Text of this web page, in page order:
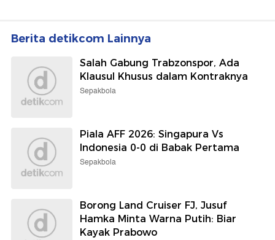
Berita detikcom Lainnya
Salah Gabung Trabzonspor, Ada
Klausul Khusus dalam Kontraknya
Sepakbola
Piala AFF 2026: Singapura Vs
Indonesia 0-0 di Babak Pertama
Sepakbola
Borong Land Cruiser FJ, Jusuf
Hamka Minta Warna Putih: Biar
Kayak Prabowo